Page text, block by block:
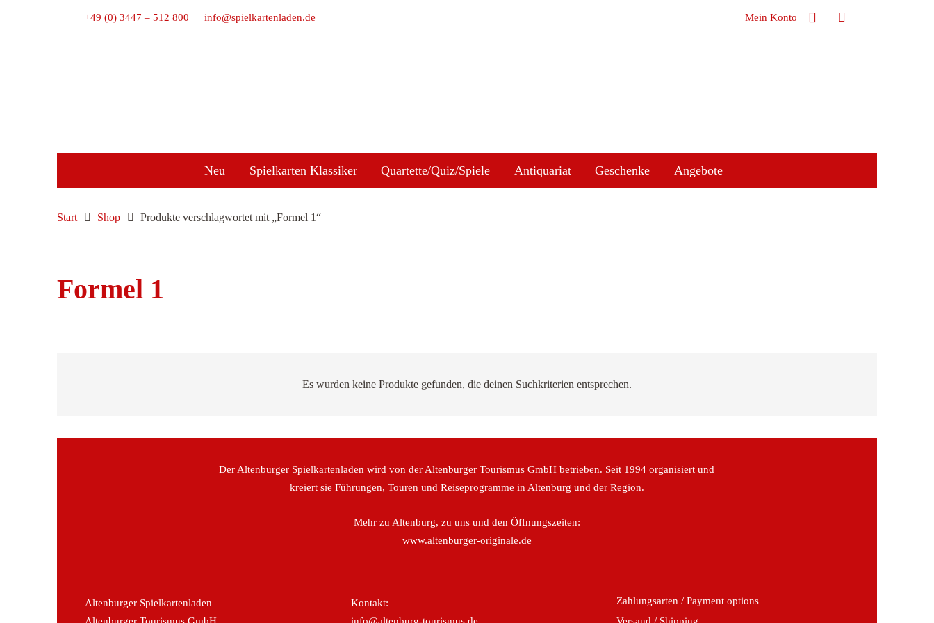
+49 (0) 3447 – 512 800 info@spielkartenladen.de Mein Konto
Neu Spielkarten Klassiker Quartette/Quiz/Spiele Antiquariat Geschenke Angebote
Start Shop Produkte verschlagwortet mit „Formel 1“
Formel 1
Es wurden keine Produkte gefunden, die deinen Suchkriterien entsprechen.
Der Altenburger Spielkartenladen wird von der Altenburger Tourismus GmbH betrieben. Seit 1994 organisiert und
kreiert sie Führungen, Touren und Reiseprogramme in Altenburg und der Region.
Mehr zu Altenburg, zu uns und den Öffnungszeiten:
www.altenburger-originale.de
Altenburger Spielkartenladen
Kontakt:
Zahlungsarten / Payment options